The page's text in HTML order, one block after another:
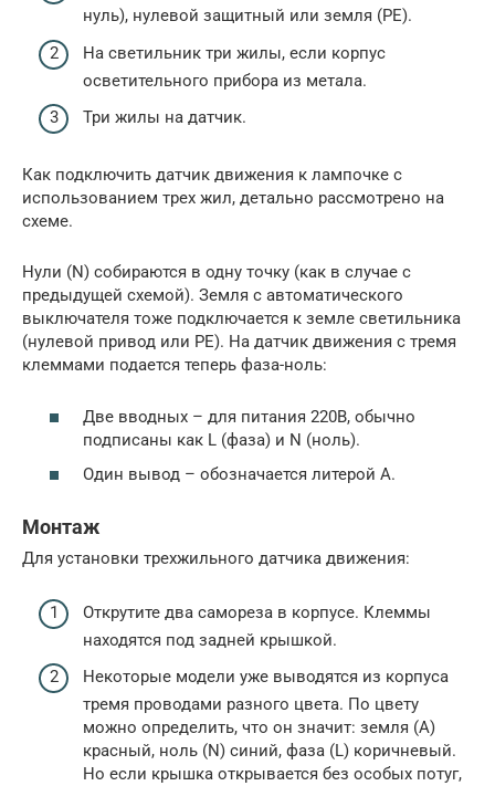
нуль), нулевой защитный или земля (PE).
На светильник три жилы, если корпус
осветительного прибора из метала.
Три жилы на датчик.
Как подключить датчик движения к лампочке с
использованием трех жил, детально рассмотрено на
схеме.
Нули (N) собираются в одну точку (как в случае с
предыдущей схемой). Земля с автоматического
выключателя тоже подключается к земле светильника
(нулевой привод или PE). На датчик движения с тремя
клеммами подается теперь фаза-ноль:
Две вводных – для питания 220В, обычно
подписаны как L (фаза) и N (ноль).
Один вывод – обозначается литерой А.
Монтаж
Для установки трехжильного датчика движения:
Открутите два самореза в корпусе. Клеммы
находятся под задней крышкой.
Некоторые модели уже выводятся из корпуса
тремя проводами разного цвета. По цвету
можно определить, что он значит: земля (А)
красный, ноль (N) синий, фаза (L) коричневый.
Но если крышка открывается без особых потуг,